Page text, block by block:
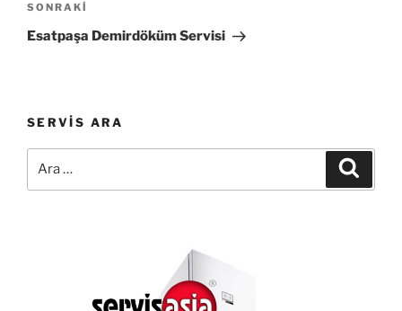
Sonraki
Yazı
SONRAKI
Esatpaşa Demirdöküm Servisi
SERVIS ARA